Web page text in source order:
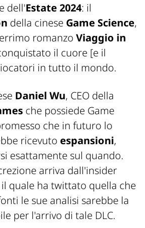
dell'Estate 2024: il
della cinese Game Science,
romanzo Viaggio in
il cuore [e il
in tutto il mondo.
Daniel Wu, CEO della
che possiede Game
che in futuro lo
ricevuto espansioni,
esattamente sul quando.
arriva dall'insider
il quale ha twittato quella che
le sue analisi sarebbe la
per l'arrivo di tale DLC.